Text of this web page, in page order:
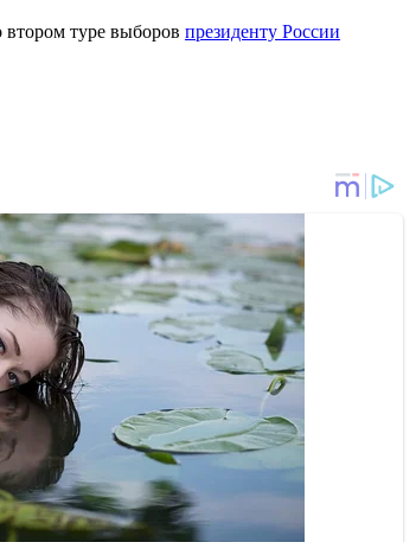
втором туре выборов президенту России